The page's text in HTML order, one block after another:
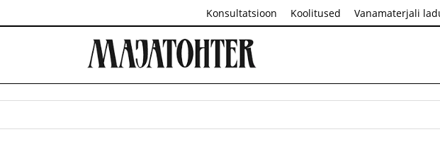
Konsultatsioon Koolitused Vanamaterjali